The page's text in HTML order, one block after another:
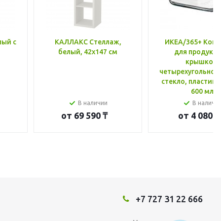
с
КАЛЛАКС Стеллаж,
белый, 42x147 см
В наличии
от 69 590 ₸
ИКЕА/365+
для
крышкой,
стекло, пластик
600 мл
В
от 4 080 ₸
+7 727 31 22 666